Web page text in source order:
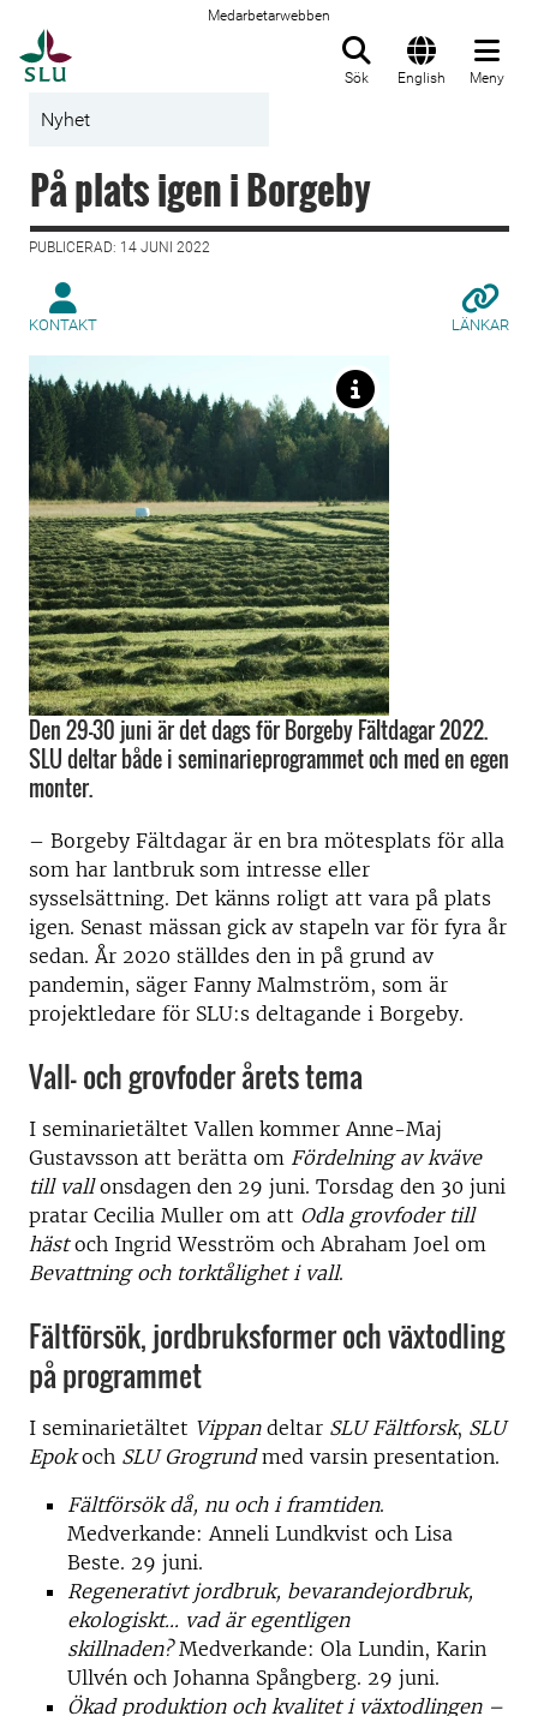
Medarbetarwebben
Sök English Meny
Nyhet
På plats igen i Borgeby
PUBLICERAD: 14 JUNI 2022
KONTAKT LÄNKAR
Den 29–30 juni är det dags för Borgeby Fältdagar 2022.
SLU deltar både i seminarieprogrammet och med en egen
monter.
– Borgeby Fältdagar är en bra mötesplats för alla
som har lantbruk som intresse eller
sysselsättning. Det känns roligt att vara på plats
igen. Senast mässan gick av stapeln var för fyra år
sedan. År 2020 ställdes den in på grund av
pandemin, säger Fanny Malmström, som är
projektledare för SLU:s deltagande i Borgeby.
Vall- och grovfoder årets tema
I seminarietältet Vallen kommer Anne-Maj
Gustavsson att berätta om Fördelning av kväve
till vallonsdagen den 29 juni. Torsdag den 30 juni
pratar Cecilia Muller om att Odla grovfoder till
hästoch Ingrid Wesström och Abraham Joel om
Bevattning och torktålighet i vall.
Fältförsök, jordbruksformer och växtodling
på programmet
I seminarietältet Vippandeltar SLU Fältforsk, SLU
Epokoch SLU Grogrundmed varsin presentation.
Fältförsök då, nu och i framtiden.
Medverkande: Anneli Lundkvist och Lisa
Beste. 29 juni.
Regenerativt jordbruk, bevarandejordbruk,
ekologiskt... vad är egentligen
skillnaden?Medverkande: Ola Lundin, Karin
Ullvén och Johanna Spångberg. 29 juni.
Ökad produktion och kvalitet i växtodlingen –